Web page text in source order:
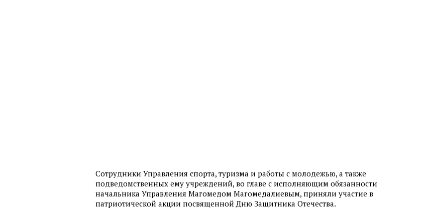
Сотрудники Управления спорта, туризма и работы с молодежью, а также
подведомственных ему учреждений, во главе с исполняющим обязанности
начальника Управления Магомедом Магомедалиевым, приняли участие в
патриотической акции посвященной Дню Защитника Отечества.